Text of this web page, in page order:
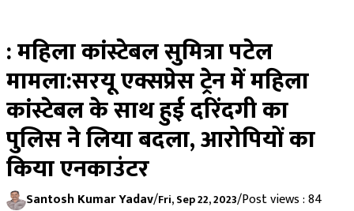
: महिला कांस्टेबल सुमित्रा पटेल
मामला:सरयू एक्सप्रेस ट्रेन में महिला
कांस्टेबल के साथ हुई दरिंदगी का
पुलिस ने लिया बदला, आरोपियों का
किया एनकाउंटर
Santosh Kumar Yadav/Fri, Sep 22, 2023/Post views : 84